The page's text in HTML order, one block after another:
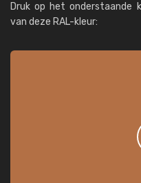
Druk op het onderstaande
van deze RAL-kleur: